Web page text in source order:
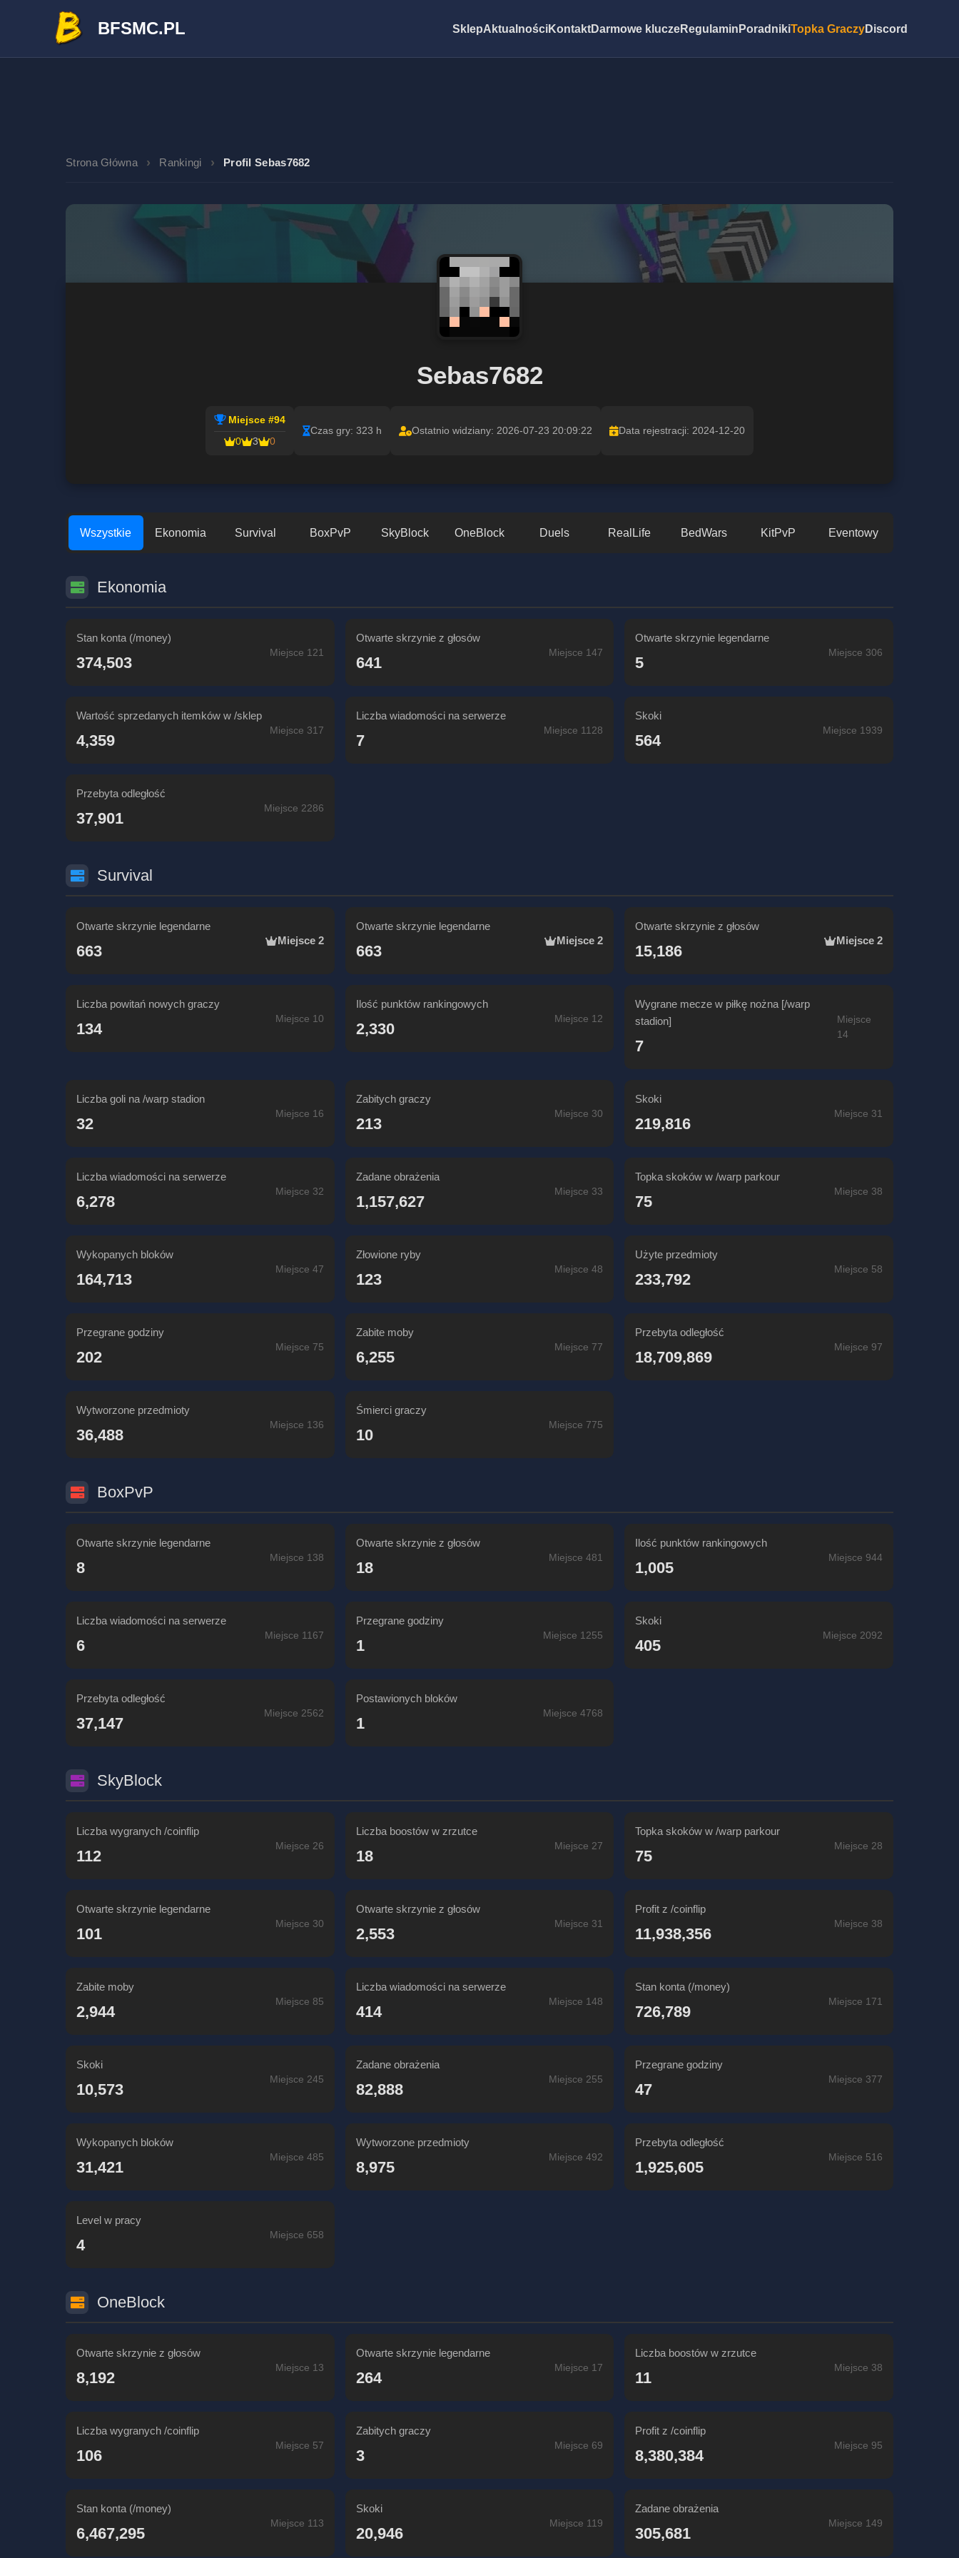
BFSMC.PL SklepAktualnościKontaktDarmowe kluczeRegulamin PoradnikiTopka GraczyDiscord
Strona Główna Rankingi Profil Sebas7682
Sebas7682
Miejsce #94
0
3 0
Czas gry: 323 h Ostatnio widziany: 2026-07-23 20:09:22 Data rejestracji: 2024-12-20
Wszystkie Ekonomia Survival BoxPvP SkyBlock OneBlock Duels RealLife BedWars KitPvP Eventowy
Ekonomia
Stan konta (/money)
374,503
Miejsce 121
Otwarte skrzynie z głosów
641
Miejsce 147
Otwarte skrzynie legendarne
5
Miejsce 306
Wartość sprzedanych itemków w /sklep
4,359
Miejsce 317
Liczba wiadomości na serwerze
7
Miejsce 1128
Skoki
564
Miejsce 1939
Przebyta odległość
37,901
Miejsce 2286
Survival
Otwarte skrzynie legendarne
663
Miejsce 2
Otwarte skrzynie legendarne
663
Miejsce 2
Otwarte skrzynie z głosów
15,186
Miejsce 2
Liczba powitań nowych graczy
134
Miejsce 10
Ilość punktów rankingowych
2,330
Miejsce 12
Wygrane mecze w piłkę nożna [/warp
stadion]
7
Miejsce
14
Liczba goli na /warp stadion
32
Miejsce 16
Zabitych graczy
213
Miejsce 30
Skoki
219,816
Miejsce 31
Liczba wiadomości na serwerze
6,278
Miejsce 32
Zadane obrażenia
1,157,627
Miejsce 33
Topka skoków w /warp parkour
75
Miejsce 38
Wykopanych bloków
164,713
Miejsce 47
Złowione ryby
123
Miejsce 48
Użyte przedmioty
233,792
Miejsce 58
Przegrane godziny
202
Miejsce 75
Zabite moby
6,255
Miejsce 77
Przebyta odległość
18,709,869
Miejsce 97
Wytworzone przedmioty
36,488
Miejsce 136
Śmierci graczy
10
Miejsce 775
BoxPvP
Otwarte skrzynie legendarne
8
Miejsce 138
Otwarte skrzynie z głosów
18
Miejsce 481
Ilość punktów rankingowych
1,005
Miejsce 944
Liczba wiadomości na serwerze
6
Miejsce 1167
Przegrane godziny
1
Miejsce 1255
Skoki
405
Miejsce 2092
Przebyta odległość
37,147
Miejsce 2562
Postawionych bloków
1
Miejsce 4768
SkyBlock
Liczba wygranych /coinflip
112
Miejsce 26
Liczba boostów w zrzutce
18
Miejsce 27
Topka skoków w /warp parkour
75
Miejsce 28
Otwarte skrzynie legendarne
101
Miejsce 30
Otwarte skrzynie z głosów
2,553
Miejsce 31
Profit z /coinflip
11,938,356
Miejsce 38
Zabite moby
2,944
Miejsce 85
Liczba wiadomości na serwerze
414
Miejsce 148
Stan konta (/money)
726,789
Miejsce 171
Skoki
10,573
Miejsce 245
Zadane obrażenia
82,888
Miejsce 255
Przegrane godziny
47
Miejsce 377
Wykopanych bloków
31,421
Miejsce 485
Wytworzone przedmioty
8,975
Miejsce 492
Przebyta odległość
1,925,605
Miejsce 516
Level w pracy
4
Miejsce 658
OneBlock
Otwarte skrzynie z głosów
8,192
Miejsce 13
Otwarte skrzynie legendarne
264
Miejsce 17
Liczba boostów w zrzutce
11
Miejsce 38
Liczba wygranych /coinflip
106
Miejsce 57
Zabitych graczy
3
Miejsce 69
Profit z /coinflip
8,380,384
Miejsce 95
Stan konta (/money)
6,467,295
Miejsce 113
Skoki
20,946
Miejsce 119
Zadane obrażenia
305,681
Miejsce 149